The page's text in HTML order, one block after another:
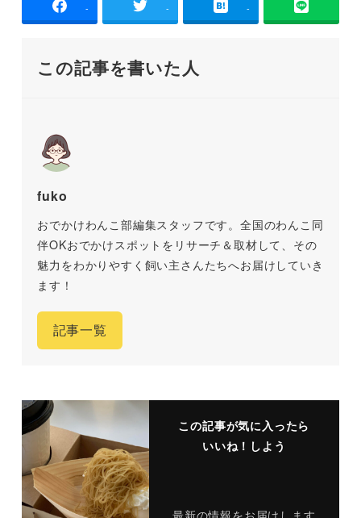
- - -
この記事を書いた人
fuko
おでかけわんこ部編集スタッフです。全国のわんこ同
伴OKおでかけスポットをリサーチ＆取材して、その
魅力をわかりやすく飼い主さんたちへお届けしていき
ます！
記事一覧
この記事が気に入ったら
いいね！しよう